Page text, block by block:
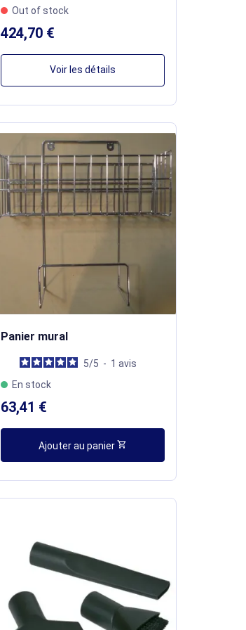
Out of stock
424,70 €
Voir les détails
Panier mural
5/5 - 1 avis
En stock
63,41 €
Ajouter au panier shopping_cart